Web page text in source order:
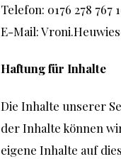
Telefon: 0176 278 767
E-Mail:
Haftung für Inhalte
Die Inhalte unserer
der Inhalte können
eigene Inhalte auf